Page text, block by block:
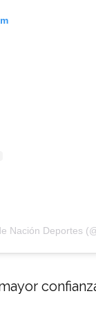
Nación Deportes